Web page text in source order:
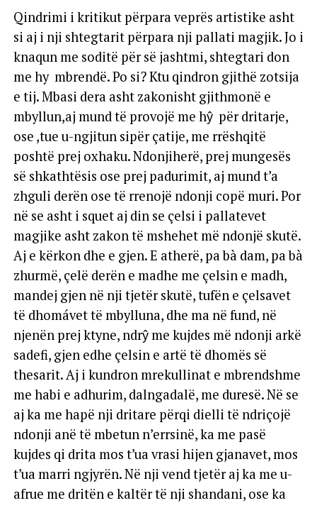
Qindrimi i kritikut përpara veprës artistike asht
si aj i nji shtegtarit përpara nji pallati magjik. Jo i
knaqun me soditë për së jashtmi, shtegtari don
me hy mbrendë. Po si? Ktu qindron gjithë zotsija
e tij. Mbasi dera asht zakonisht gjithmonë e
mbyllun,aj mund të provojë me hŷ për dritarje,
ose ,tue u-ngjitun sipër çatije, me rrëshqitë
poshtë prej oxhaku. Ndonjiherë, prej mungesës
së shkathtësis ose prej padurimit, aj mund t’a
zhguli derën ose të rrenojë ndonji copë muri. Por
në se asht i squet aj din se çelsi i pallatevet
magjike asht zakon të mshehet më ndonjë skutë.
Aj e kërkon dhe e gjen. E atherë, pa bà dam, pa bà
zhurmë, çelë derën e madhe me çelsin e madh,
mandej gjen në nji tjetër skutë, tufën e çelsavet
të dhomávet të mbylluna, dhe ma në fund, në
njenën prej ktyne, ndrŷ me kujdes më ndonji arkë
sadefi, gjen edhe çelsin e artë të dhomës së
thesarit. Aj i kundron mrekullinat e mbrendshme
me habi e adhurim, dalngadalë, me duresë. Në se
aj ka me hapë nji dritare përqi dielli të ndriçojë
ndonji anë të mbetun n’errsinë, ka me pasë
kujdes qi drita mos t’ua vrasi hijen gjanavet, mos
t’ua marri ngjyrën. Në nji vend tjetër aj ka me u-
afrue me dritën e kaltër të nji shandani, ose ka